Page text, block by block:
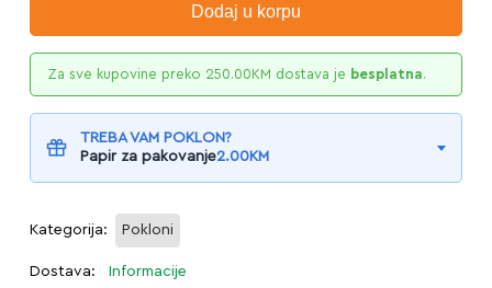
Dodaj u korpu
Za sve kupovine preko 250.00 KM dostava je besplatna.
TREBA VAM POKLON?
Papir za pakovanje2.00KM
Kategorija: Pokloni
Dostava: Informacije